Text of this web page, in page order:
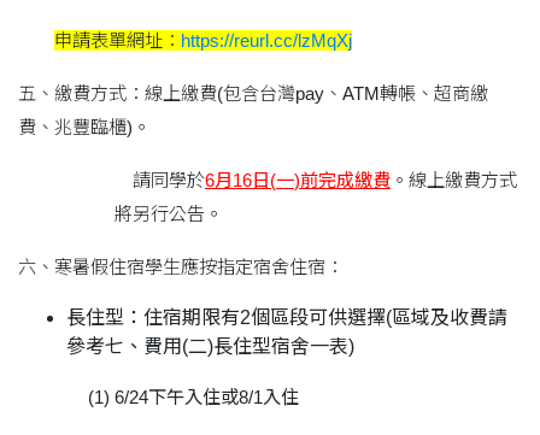
申請表單網址： https://reurl.cc/lzMqXj
五、繳費方式：線上繳費(包含台灣pay、ATM轉帳、超商繳
費、兆豐臨櫃)。
請同學於6月 16 日 (一)前完成繳費 。線上繳費方式
將另行公告。
六、寒暑假住宿學生應按指定宿舍住宿：
長住型：住宿期限有2個區段可供選擇(區域及收費請
參考七、費用 (二)長住型宿舍一表)
(1) 6/24下午入住或8/1入住